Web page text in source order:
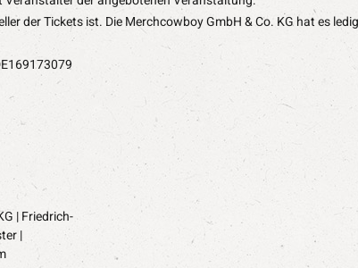
der Tickets ist. Die Merchcowboy GmbH & Co. KG hat es
| Friedrich-
|